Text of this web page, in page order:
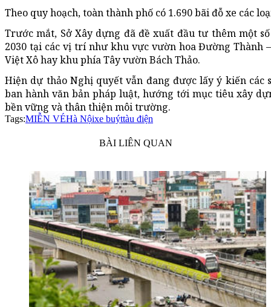
Theo quy hoạch, toàn thành phố có 1.690 bãi đỗ xe các
Trước mắt, Sở Xây dựng đã đề xuất đầu tư thêm một
2030 tại các vị trí như khu vực vườn hoa Đường Thành
Việt Xô hay khu phía Tây vườn Bách Thảo.
Hiện dự thảo Nghị quyết vẫn đang được lấy ý kiến các
ban hành văn bản pháp luật, hướng tới mục tiêu xây
bền vững và thân thiện môi trường.
Tags:MIỄN VÉHà Nộixe buýttàu điện
BÀI LIÊN QUAN